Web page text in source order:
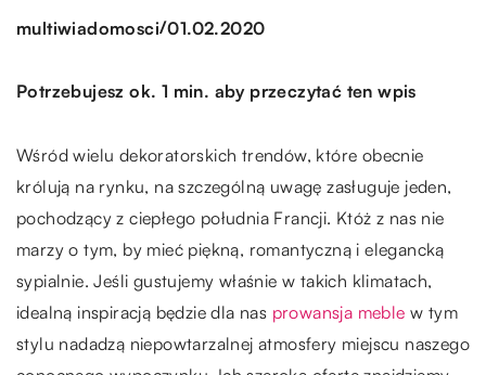
multiwiadomosci/01.02.2020
Potrzebujesz ok. 1 min. aby przeczytać ten wpis
Wśród wielu dekoratorskich trendów, które obecnie
królują na rynku, na szczególną uwagę zasługuje jeden,
pochodzący z ciepłego południa Francji. Któż z nas nie
marzy o tym, by mieć piękną, romantyczną i elegancką
sypialnie. Jeśli gustujemy właśnie w takich klimatach,
idealną inspiracją będzie dla nas prowansja meble w tym
stylu nadadzą niepowtarzalnej atmosfery miejscu naszego